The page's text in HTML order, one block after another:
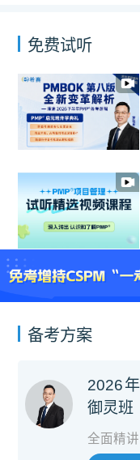
免费试听
第八版考纲讲
程
免费
试听精选（精
免费
备考方案
2026
御灵班
全面精讲